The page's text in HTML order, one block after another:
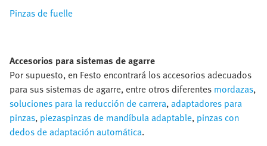
Pinzas de fuelle
Accesorios para sistemas de agarre
Por supuesto, en Festo encontrará los accesorios adecuados
para sus sistemas de agarre, entre otros diferentes mordazas,
soluciones para la reducción de carrera,adaptadores para
pinzas, piezaspinzas de mandíbula adaptable, pinzas con
dedos de adaptación automática.